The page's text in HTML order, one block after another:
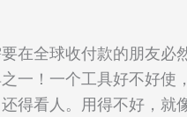
在全球收付款的朋友必
一！一个工具好不好使
得看人。用得不好，就